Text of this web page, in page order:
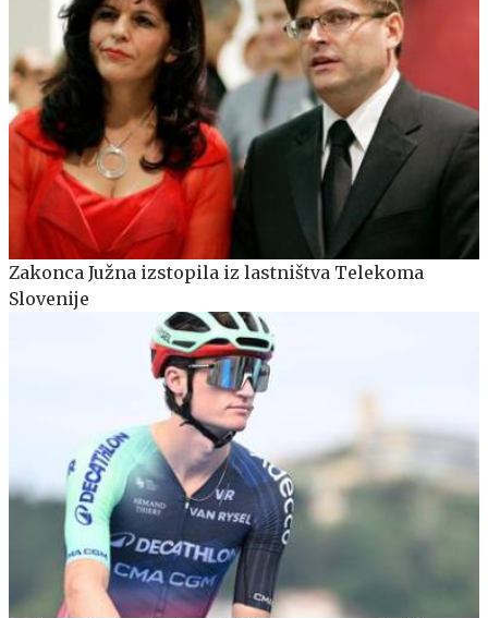
Zakonca Južna izstopila iz lastništva Telekoma
Slovenije